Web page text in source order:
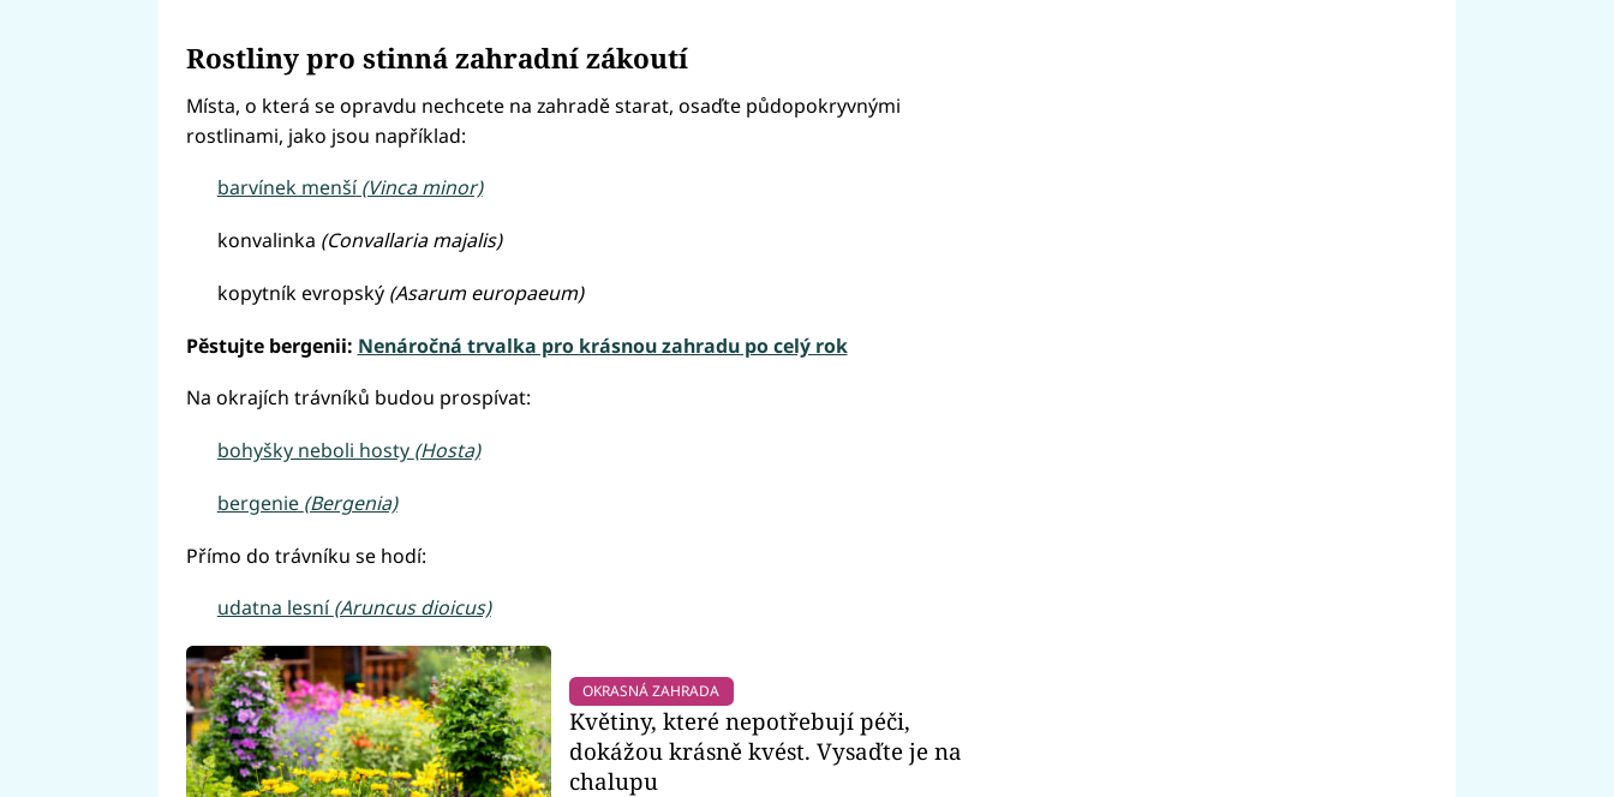
Rostliny pro stinná zahradní zákoutí
Místa, o která se opravdu nechcete na zahradě starat, osaďte půdopokryvnými
rostlinami, jako jsou například:
barvínek menší(Vinca minor)
konvalinka (Convallaria majalis)
kopytník evropský (Asarum europaeum)
Pěstujte bergenii: Nenáročná trvalka pro krásnou zahradu po celý rok
Na okrajích trávníků budou prospívat:
bohyšky neboli hosty (Hosta)
bergenie (Bergenia)
Přímo do trávníku se hodí:
udatna lesní (Aruncus dioicus)
OKRASNÁ ZAHRADA
Květiny, které nepotřebují péči,
dokážou krásně kvést. Vysaďte je na
chalupu